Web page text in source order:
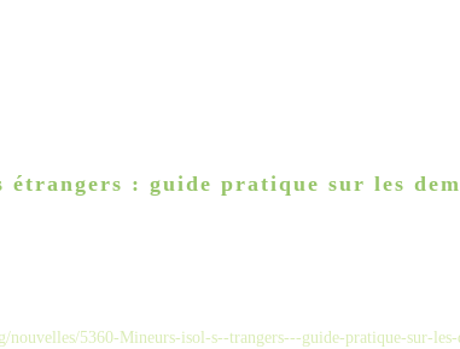
étrangers : guide pratique sur les
nouvelles/5360-Mineurs-isol-s--trangers---guide-pratique-sur-